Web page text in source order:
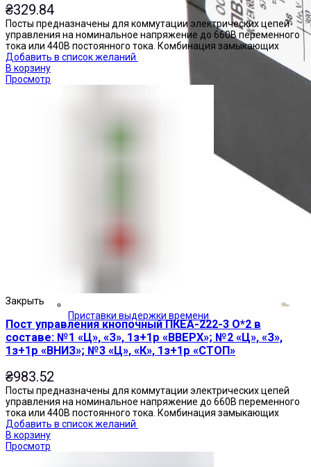
Приставки выдержки времени
₴329.84
Посты предназначены для коммутации электрических цепей
управления на номинальное напряжение до 660В переменного
тока или 440В постоянного тока. Комбинация замыкающих
Добавить в список желаний
В корзину
Просмотр
Закрыть
Пост управления кнопочный ПКЕА-222-3 О*2 в
составе: №1 «Ц», «З», 1з+1р «ВВЕРХ»; №2 «Ц», «З»,
1з+1р «ВНИЗ»; №3 «Ц», «К», 1з+1р «СТОП»
₴983.52
Посты предназначены для коммутации электрических цепей
управления на номинальное напряжение до 660В переменного
тока или 440В постоянного тока. Комбинация замыкающих
Добавить в список желаний
В корзину
Просмотр